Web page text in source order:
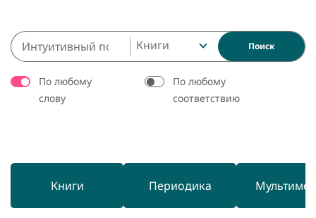
Книги Поиск
По любому
слову
По любому
соответствию
Книги Периодика